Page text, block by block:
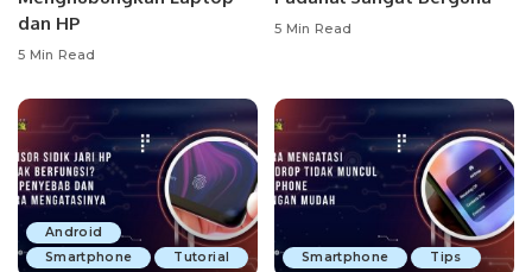
dan HP
5 Min Read
5 Min Read
Android
Smartphone
Tutorial Smartphone Tips